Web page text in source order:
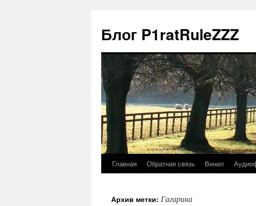
Блог P1ratRuleZZZ
Главная Обратная связь Винил
Архив метки: Гагарина